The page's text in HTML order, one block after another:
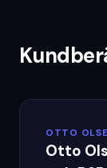
OTTO
Otto